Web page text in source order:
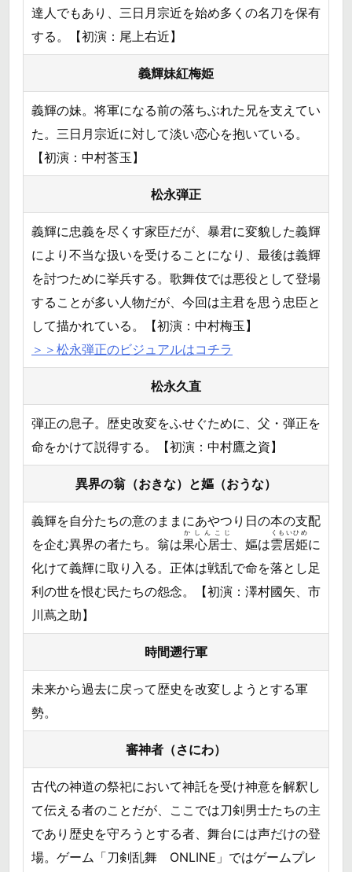
達人でもあり、三日月宗近を始め多くの名刀を保有
する。【初演：尾上右近】
義輝妹紅梅姫
義輝の妹。将軍になる前の落ちぶれた兄を支えてい
た。三日月宗近に対して淡い恋心を抱いている。
【初演：中村莟玉】
松永弾正
義輝に忠義を尽くす家臣だが、暴君に変貌した義輝
により不当な扱いを受けることになり、最後は義輝
を討つために挙兵する。歌舞伎では悪役として登場
することが多い人物だが、今回は主君を思う忠臣と
して描かれている。【初演：中村梅玉】
＞＞松永弾正のビジュアルはコチラ
松永久直
弾正の息子。歴史改変をふせぐために、父・弾正を
命をかけて説得する。【初演：中村鷹之資】
異界の翁（おきな）と嫗（おうな）
義輝を自分たちの意のままにあやつり日の本の支配
を企む異界の者たち。翁は果心居士
かしんこじ
、嫗は雲居姫
くもいひめ
に
化けて義輝に取り入る。正体は戦乱で命を落とし足
利の世を恨む民たちの怨念。【初演：澤村國矢、市
川蔦之助】
時間遡行軍
未来から過去に戻って歴史を改変しようとする軍
勢。
審神者（さにわ）
古代の神道の祭祀において神託を受け神意を解釈し
て伝える者のことだが、ここでは刀剣男士たちの主
であり歴史を守ろうとする者、舞台には声だけの登
場。ゲーム「刀剣乱舞 ONLINE」ではゲームプレ